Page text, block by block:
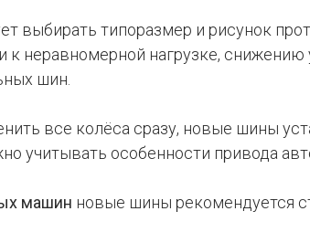
выбирать типоразмер и рисунок
неравномерной нагрузке, снижению
шин.
все колёса сразу, новые шины
учитывать особенности привода
машин новые шины рекомендуется